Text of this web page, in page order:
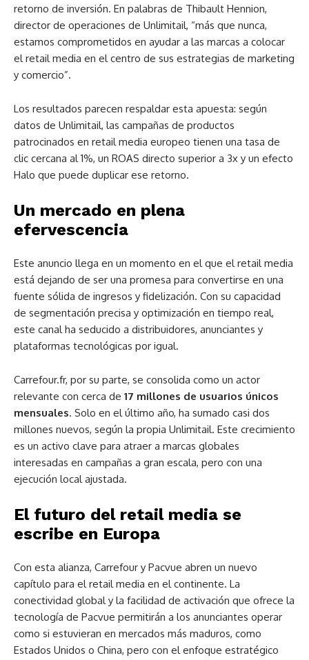
retorno de inversión. En palabras de Thibault Hennion,
director de operaciones de Unlimitail, “más que nunca,
estamos comprometidos en ayudar a las marcas a colocar
el retail media en el centro de sus estrategias de marketing
y comercio”.
Los resultados parecen respaldar esta apuesta: según
datos de Unlimitail, las campañas de productos
patrocinados en retail media europeo tienen una tasa de
clic cercana al 1%, un ROAS directo superior a 3x y un efecto
Halo que puede duplicar ese retorno.
Un mercado en plena
efervescencia
Este anuncio llega en un momento en el que el retail media
está dejando de ser una promesa para convertirse en una
fuente sólida de ingresos y fidelización. Con su capacidad
de segmentación precisa y optimización en tiempo real,
este canal ha seducido a distribuidores, anunciantes y
plataformas tecnológicas por igual.
Carrefour.fr, por su parte, se consolida como un actor
relevante con cerca de 17 millones de usuarios únicos
mensuales. Solo en el último año, ha sumado casi dos
millones nuevos, según la propia Unlimitail. Este crecimiento
es un activo clave para atraer a marcas globales
interesadas en campañas a gran escala, pero con una
ejecución local ajustada.
El futuro del retail media se
escribe en Europa
Con esta alianza, Carrefour y Pacvue abren un nuevo
capítulo para el retail media en el continente. La
conectividad global y la facilidad de activación que ofrece la
tecnología de Pacvue permitirán a los anunciantes operar
como si estuvieran en mercados más maduros, como
Estados Unidos o China, pero con el enfoque estratégico